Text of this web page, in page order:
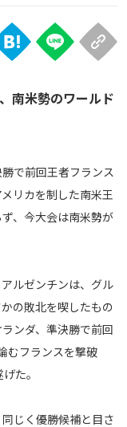
iOS Apps
TV
南米勢のワールド
で前回王者フランス
リカを制した南米王
、今大会は南米勢が
ルゼンチンは、グル
の敗北を喫したもの
ンダ、準決勝で前回
むフランスを撃破
た。
じく優勝候補と目さ